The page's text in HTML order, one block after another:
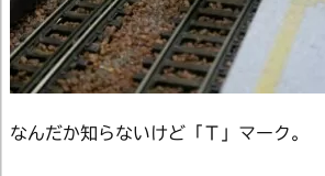
なんだか知らないけど「Ｔ」マーク。